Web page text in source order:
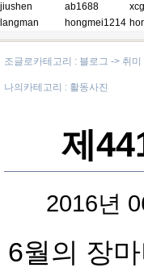
jiushen ab1688
langman
hongmei1214
조글로카테고리 : 블로그 -> 취미
나의카테고리 : 활동사진
제
2016년
6월의 장